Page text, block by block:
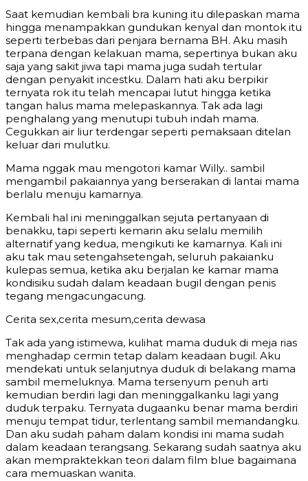
Saat kemudian kembali bra kuning itu dilepaskan mama
hingga menampakkan gundukan kenyal dan montok itu
seperti terbebas dari penjara bernama BH. Aku masih
terpana dengan kelakuan mama, sepertinya bukan aku
saja yang sakit jiwa tapi mama juga sudah tertular
dengan penyakit incestku. Dalam hati aku berpikir
ternyata rok itu telah mencapai lutut hingga ketika
tangan halus mama melepaskannya. Tak ada lagi
penghalang yang menutupi tubuh indah mama.
Cegukkan air liur terdengar seperti pemaksaan ditelan
keluar dari mulutku.
Mama nggak mau mengotori kamar Willy.. sambil
mengambil pakaiannya yang berserakan di lantai mama
berlalu menuju kamarnya.
Kembali hal ini meninggalkan sejuta pertanyaan di
benakku, tapi seperti kemarin aku selalu memilih
alternatif yang kedua, mengikuti ke kamarnya. Kali ini
aku tak mau setengahsetengah, seluruh pakaianku
kulepas semua, ketika aku berjalan ke kamar mama
kondisiku sudah dalam keadaan bugil dengan penis
tegang mengacungacung.
Cerita sex,cerita mesum,cerita dewasa
Tak ada yang istimewa, kulihat mama duduk di meja rias
menghadap cermin tetap dalam keadaan bugil. Aku
mendekati untuk selanjutnya duduk di belakang mama
sambil memeluknya. Mama tersenyum penuh arti
kemudian berdiri lagi dan meninggalkanku lagi yang
duduk terpaku. Ternyata dugaanku benar mama berdiri
menuju tempat tidur, terlentang sambil memandangku.
Dan aku sudah paham dalam kondisi ini mama sudah
dalam keadaan terangsang. Sekarang sudah saatnya aku
akan mempraktekkan teori dalam film blue bagaimana
cara memuaskan wanita.